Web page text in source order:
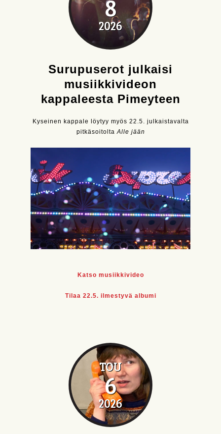
8
2026
Surupuserot julkaisi
musiikkivideon
kappaleesta Pimeyteen
Kyseinen kappale löytyy myös 22.5. julkaistavalta
pitkäsoitoltaAlle jään
Katso musiikkivideo
Tilaa 22.5. ilmestyvä albumi
TOU
6
2026